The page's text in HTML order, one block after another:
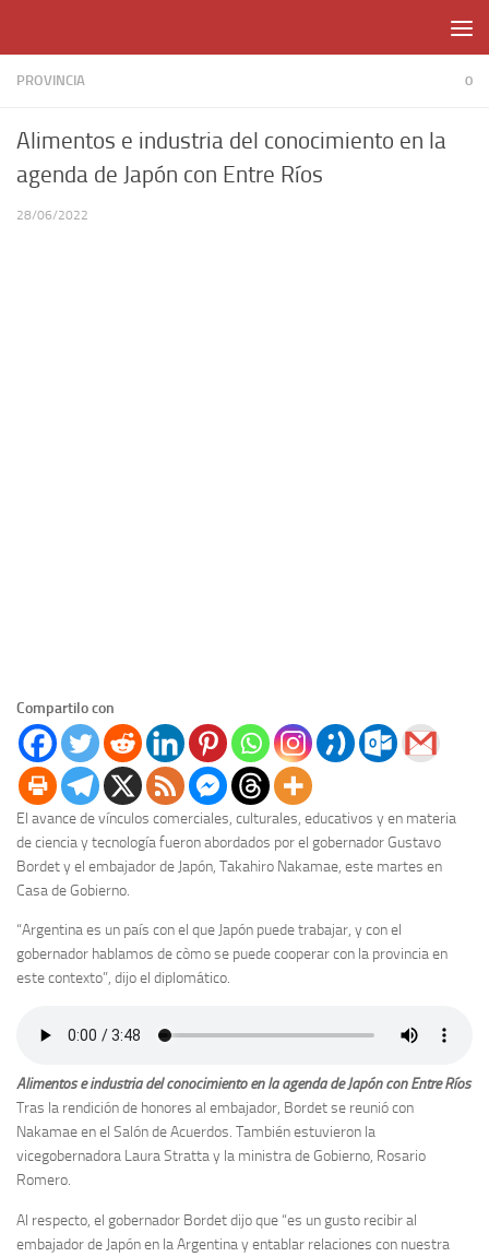
PROVINCIA 0
Alimentos e industria del conocimiento en la
agenda de Japón con Entre Ríos
28/06/2022
Compartilo con
El avance de vínculos comerciales, culturales, educativos y en materia
de ciencia y tecnología fueron abordados por el gobernador Gustavo
Bordet y el embajador de Japón, Takahiro Nakamae, este martes en
Casa de Gobierno.
“Argentina es un país con el que Japón puede trabajar, y con el
gobernador hablamos de còmo se puede cooperar con la provincia en
este contexto”, dijo el diplomático.
Alimentos e industria del conocimiento en la agenda de Japón con Entre Ríos
Tras la rendición de honores al embajador, Bordet se reunió con
Nakamae en el Salón de Acuerdos. También estuvieron la
vicegobernadora Laura Stratta y la ministra de Gobierno, Rosario
Romero.
Al respecto, el gobernador Bordet dijo que “es un gusto recibir al
embajador de Japón en la Argentina y entablar relaciones con nuestra